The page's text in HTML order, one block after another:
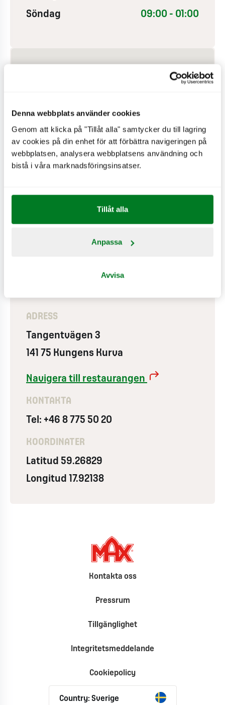
Denna webbplats använder cookies
Genom att klicka på "Tillåt alla" samtycker du till lagring
av cookies på din enhet för att förbättra navigeringen på
webbplatsen, analysera webbplatsens användning och
bistå i våra marknadsföringsinsatser.
Tillåt alla
Anpassa
Avvisa
Söndag 09:00 - 01:00
PÅ RESTAURANGEN
Hjärtstartare
ADRESS
Tangentvägen 3
141 75 Kungens Kurva
Navigera till restaurangen
KONTAKTA
Tel: +46 8 775 50 20
KOORDINATER
Latitud 59.26829
Longitud 17.92138
Kontakta oss
Pressrum
Tillgänglighet
Integritetsmeddelande
Cookiepolicy
Country: Sverige